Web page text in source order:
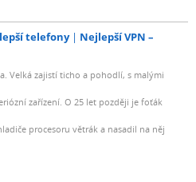
telefony
Nejlepší VPN –
Velká zajistí ticho a pohodlí, s malými
zařízení. O 25 let později je foťák
procesoru větrák a nasadil na něj